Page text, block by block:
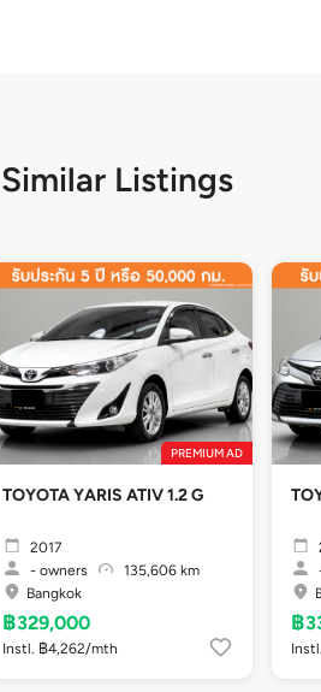
Similar Listings
PREMIUM AD
TOYOTA YARIS ATIV 1.2 G
2017
- owners
135,606 km
Bangkok
฿329,000
Instl. ฿4,262/mth
฿